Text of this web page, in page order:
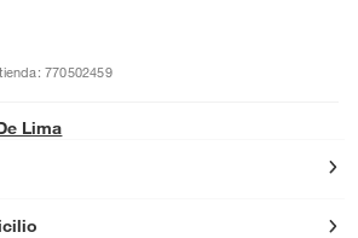
770502459
Lima